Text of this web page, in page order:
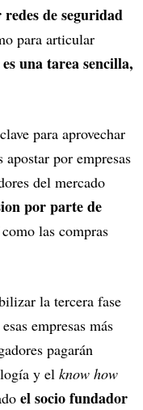
redes de seguridad
para articular
una tarea sencilla,
para aprovechar
por empresas
del mercado
por parte de
las compras
la tercera fase
empresas más
pagarán
y el know how
el socio fundador